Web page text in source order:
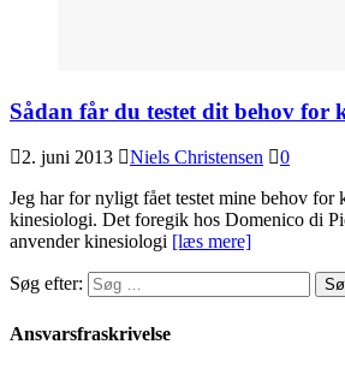
Sådan får du testet dit behov for
2. juni 2013 Niels Christensen
0
Jeg har for nyligt fået testet mine behov
kinesiologi. Det foregik hos Domenico di
anvender kinesiologi [læs mere]
Søg efter:
Ansvarsfraskrivelse